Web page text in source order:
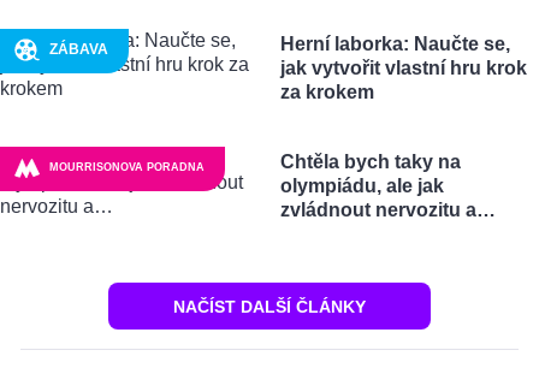
ZÁBAVA
Herní laborka: Naučte se,
jak vytvořit vlastní hru krok
za krokem
MOURRISONOVA PORADNA
Chtěla bych taky na
olympiádu, ale jak
zvládnout nervozitu a…
NAČÍST DALŠÍ ČLÁNKY